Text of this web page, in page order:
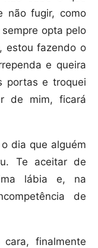
não fugir, como
opta pelo
estou fazendo o
e queira
portas e troquei
de mim, ficará
dia que alguém
Te aceitar de
lábia e, na
de
finalmente